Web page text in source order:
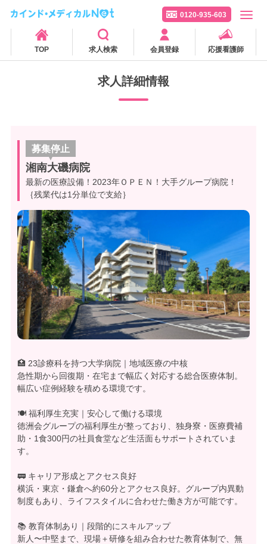
0120-935-603
TOP 求人検索 会員登録 応援看護師
求人詳細情報
募集停止
湘南大磯病院
最新の医療設備！2023年ＯＰＥＮ！大手グループ病院！
｛残業代は1分単位で支給｝
🏥 23診療科を持つ大学病院｜地域医療の中核
急性期から回復期・在宅まで幅広く対応する総合医療体制。
幅広い症例経験を積める環境です。
🍽 福利厚生充実｜安心して働ける環境
徳洲会グループの福利厚生が整っており、独身寮・医療費補
助・1食300円の社員食堂など生活面もサポートされていま
す。
🚃 キャリア形成とアクセス良好
横浜・東京・鎌倉へ約60分とアクセス良好。グループ内異動
制度もあり、ライフスタイルに合わせた働き方が可能です。
📚 教育体制あり｜段階的にスキルアップ
新人〜中堅まで、現場＋研修を組み合わせた教育体制で、無